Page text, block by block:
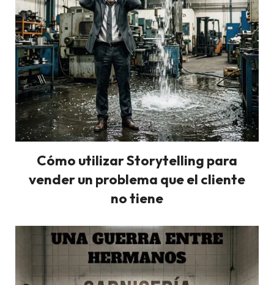
Cómo utilizar Storytelling para
vender un problema que el cliente
no tiene